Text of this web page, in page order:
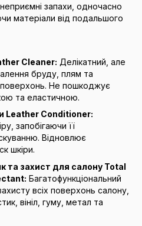
запахи, одночасно
матеріали від подальшого
Cleaner: Делікатний, але
бруду, плям та
поверхонь. Не пошкоджує
та еластичною.
Leather Conditioner:
запобігаючи її
Відновлює
шкіри.
та захист для салону Total
Багатофункціональний
всіх поверхонь салону,
вініл, гуму, метал та